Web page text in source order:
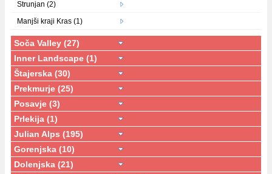
Strunjan (2)
Manjši kraji Kras (1)
Soča Valley (27)
Inner Landscape (1)
Štajerska (30)
Prekmurje (25)
Posavje (3)
Prlekija (1)
Julian Alps (195)
Gorenjska (10)
Dolenjska (21)